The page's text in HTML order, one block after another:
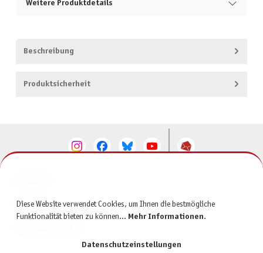
Weitere Produktdetails
Beschreibung
Produktsicherheit
SERVICE
Diese Website verwendet Cookies, um Ihnen die bestmögliche
Funktionalität bieten zu können... Mehr Informationen.
Datenschutzeinstellungen